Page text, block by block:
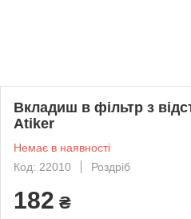
Вкладиш в фільтр з
Atiker
Немає в наявності
Код: 22010
Роздріб
182 ₴